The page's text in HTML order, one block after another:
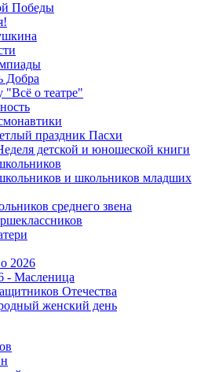
Победы
Добра
о театре"
праздник Пасхи
детской и юношеской книги
и школьников младших
среднего звена
2026
- Масленица
Отечества
женский день